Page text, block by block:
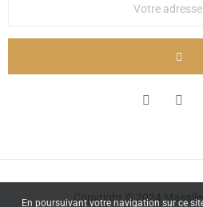
Copyright © 2024
En poursuivant votre navigation sur ce